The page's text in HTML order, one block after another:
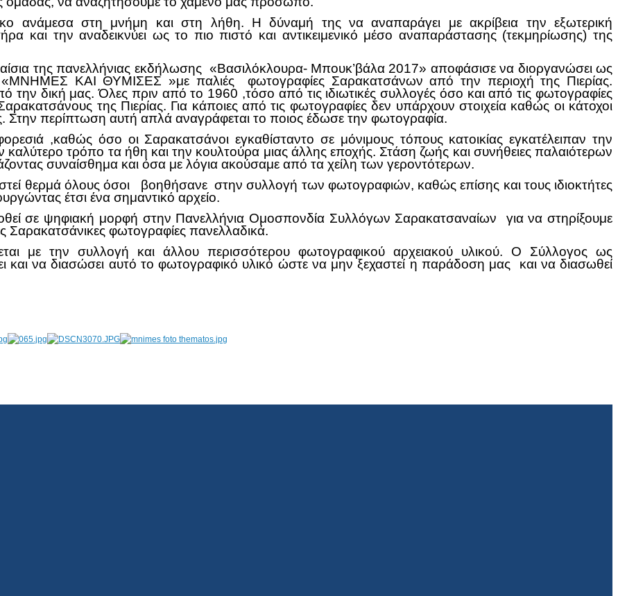
ανάμεσα στη μνήμη και στη λήθη. Η δύναμή της να αναπαράγει με ακρίβεια την εξωτερική
και την αναδεικνύει ως το πιο πιστό και αντικειμενικό μέσο αναπαράστασης (τεκμηρίωσης) της
της πανελλήνιας εκδήλωσης «Βασιλόκλουρα- Μπουκ’βάλα 2017» αποφάσισε να διοργανώσει ως
ΚΑΙ ΘΥΜΙΣΕΣ »με παλιές φωτογραφίες Σαρακατσάνων από την περιοχή της Πιερίας.
δική μας. Όλες πριν από το 1960 ,τόσο από τις ιδιωτικές συλλογές όσο και από τις φωτογραφίες
της Πιερίας. Για κάποιες από τις φωτογραφίες δεν υπάρχουν στοιχεία καθώς οι κάτοχοι
Στην περίπτωση αυτή απλά αναγράφεται το ποιος έδωσε την φωτογραφία.
,καθώς όσο οι Σαρακατσάνοι εγκαθίσταντο σε μόνιμους τόπους κατοικίας εγκατέλειπαν την
τρόπο τα ήθη και την κουλτούρα μιας άλλης εποχής. Στάση ζωής και συνήθειες παλαιότερων
συναίσθημα και όσα με λόγια ακούσαμε από τα χείλη των γεροντότερων.
θερμά όλους όσοι βοηθήσανε στην συλλογή των φωτογραφιών, καθώς επίσης και τους ιδιοκτήτες
έτσι ένα σημαντικό αρχείο.
σε ψηφιακή μορφή στην Πανελλήνια Ομοσπονδία Συλλόγων Σαρακατσαναίων για να στηρίξουμε
Σαρακατσάνικες φωτογραφίες πανελλαδικά.
με την συλλογή και άλλου περισσότερου φωτογραφικού αρχειακού υλικού. Ο Σύλλογος ως
και να διασώσει αυτό το φωτογραφικό υλικό ώστε να μην ξεχαστεί η παράδοση μας και να διασωθεί